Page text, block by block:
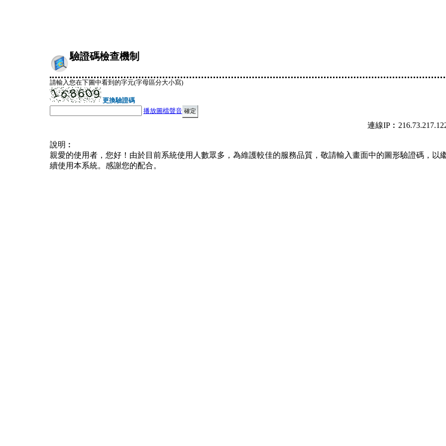
驗證碼檢查機制
請輸入您在下圖中看到的字元(字母區分大小寫)
更換驗證碼
播放圖檔聲音
連線
說明︰
親愛的使用者，您好！由於目前系統使用人數眾多，為維護較佳的服務品質，敬請輸入畫面中的圖形驗證碼，以
續使用本系統。感謝您的配合。